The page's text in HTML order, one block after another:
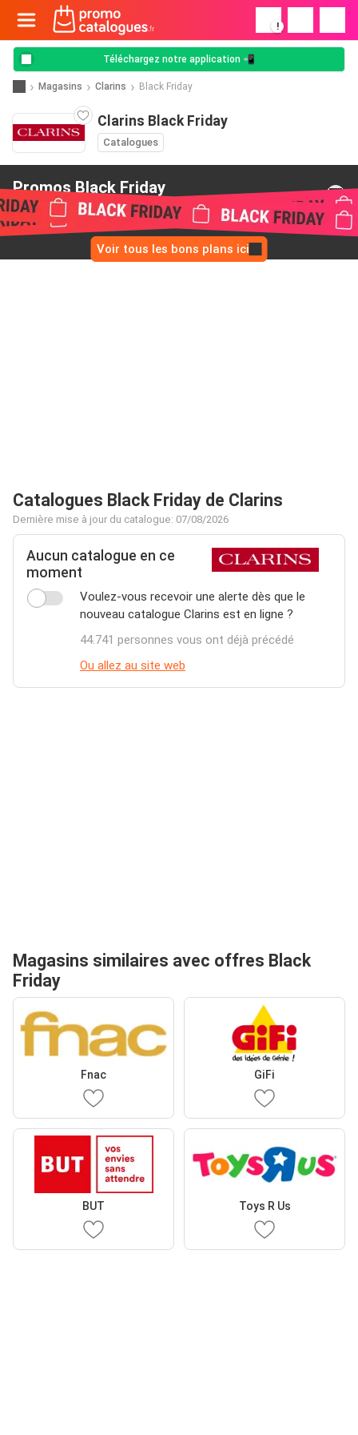
!
Téléchargez notre application 📲
Magasins Clarins Black Friday
Clarins Black Friday
Catalogues
Promos Black Friday
de Clarins
Voir tous les bons plans ici
Catalogues Black Friday de Clarins
Dernière mise à jour du catalogue: 07/08/2026
Aucun catalogue en ce
moment
Voulez-vous recevoir une alerte dès que le
nouveau catalogue Clarins est en ligne ?
44.741 personnes vous ont déjà précédé
Ou allez au site web
Magasins similaires avec offres Black
Friday
Fnac GiFi
BUT Toys R Us